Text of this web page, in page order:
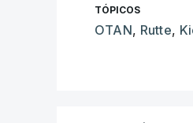
TÓPICOS
OTAN, Rutte,